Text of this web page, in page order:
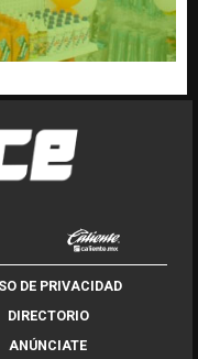
DE PRIVACIDAD
DIRECTORIO
ANÚNCIATE